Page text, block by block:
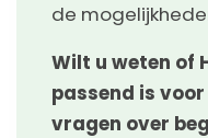
de
Wilt u weten of
passend is
vragen over